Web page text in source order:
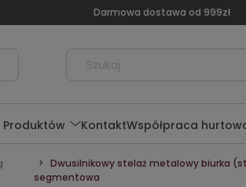
Darmowa dostawa od 999zł
KontaktWspółpraca
Dwusilnikowy stelaż metalowy biurka
segmentowa